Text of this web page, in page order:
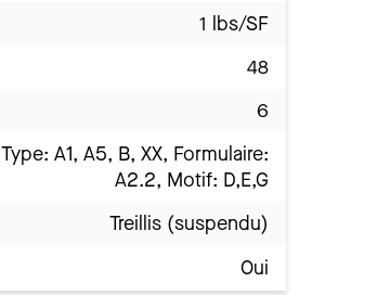
1 lbs/SF
48
6
Type: A1, A5, B, XX, Formulaire:
A2.2, Motif: D,E,G
Treillis (suspendu)
Oui